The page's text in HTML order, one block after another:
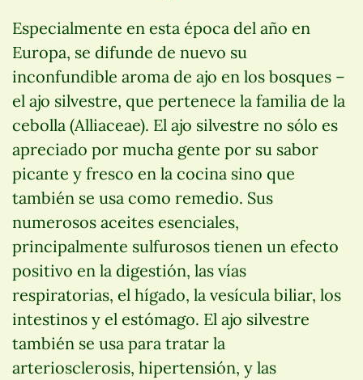
Especialmente en esta época del año en
Europa, se difunde de nuevo su
inconfundible aroma de ajo en los bosques –
el ajo silvestre, que pertenece la familia de la
cebolla (Alliaceae). El ajo silvestre no sólo es
apreciado por mucha gente por su sabor
picante y fresco en la cocina sino que
también se usa como remedio. Sus
numerosos aceites esenciales,
principalmente sulfurosos tienen un efecto
positivo en la digestión, las vías
respiratorias, el hígado, la vesícula biliar, los
intestinos y el estómago. El ajo silvestre
también se usa para tratar la
arteriosclerosis, hipertensión, y las